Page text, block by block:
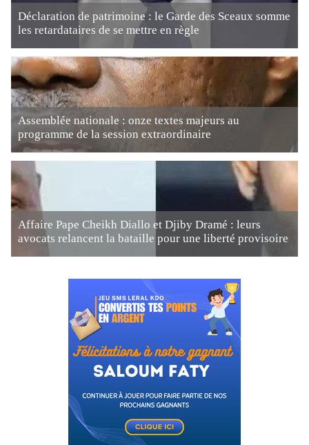
Déclaration de patrimoine : le Garde des Sceaux somme
les retardataires de se mettre en règle
Assemblée nationale : onze textes majeurs au
programme de la session extraordinaire
Affaire Pape Cheikh Diallo et Djiby Dramé : leurs
avocats relancent la bataille pour une liberté provisoire